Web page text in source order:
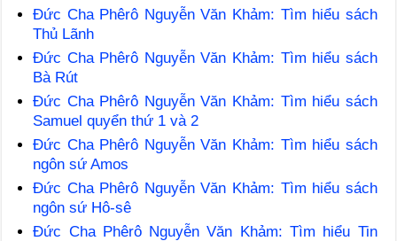
Đức Cha Phêrô Nguyễn Văn Khảm: Tìm hiểu sách
Thủ Lãnh
Đức Cha Phêrô Nguyễn Văn Khảm: Tìm hiểu sách
Bà Rút
Đức Cha Phêrô Nguyễn Văn Khảm: Tìm hiểu sách
Samuel quyển thứ 1 và 2
Đức Cha Phêrô Nguyễn Văn Khảm: Tìm hiểu sách
ngôn sứ Amos
Đức Cha Phêrô Nguyễn Văn Khảm: Tìm hiểu sách
ngôn sứ Hô-sê
Đức Cha Phêrô Nguyễn Văn Khảm: Tìm hiểu Tin